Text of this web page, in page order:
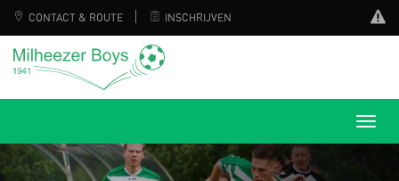
CONTACT & ROUTE INSCHRIJVEN